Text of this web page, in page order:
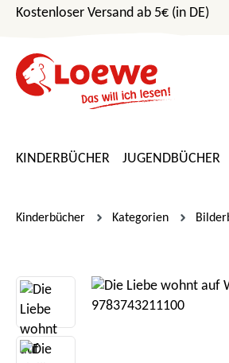
Hauptinhalt springen
Zur Suche springen
Zur Hauptnavigation springen
Kostenloser Versand ab 5€ (in DE)
KINDERBÜCHER JUGENDBÜCHER
Kinderbücher Kategorien
Bildergalerie überspringen